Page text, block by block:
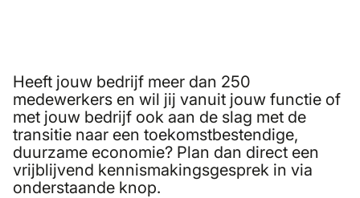
Heeft jouw bedrijf meer dan 250
medewerkers en wil jij vanuit jouw functie of
met jouw bedrijf ook aan de slag met de
transitie naar een toekomstbestendige,
duurzame economie? Plan dan direct een
vrijblijvend kennismakingsgesprek in via
onderstaande knop.